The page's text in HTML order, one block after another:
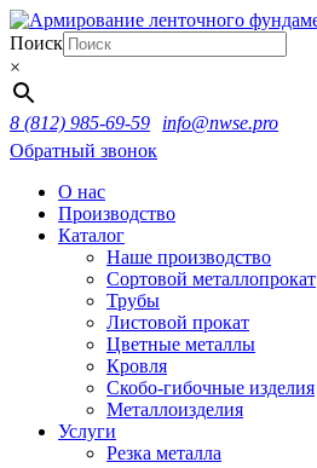
Поиск
×
8 (812) 985-69-59
info@nwse.pro
Обратный звонок
О нас
Производство
Каталог
Наше производство
Сортовой металлопрокат
Трубы
Листовой прокат
Цветные металлы
Кровля
Скобо-гибочные изделия
Металлоизделия
Услуги
Резка металла